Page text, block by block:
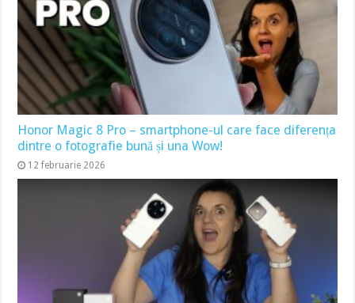
Honor Magic 8 Pro – smartphone-ul care face diferența
dintre o fotografie bună și una Wow!
12 februarie 2026